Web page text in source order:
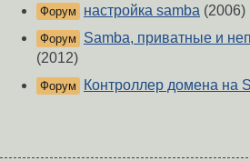
Форум настройка samba (2006)
Форум
Samba, приватные и
(2012)
Форум Контроллер домена на